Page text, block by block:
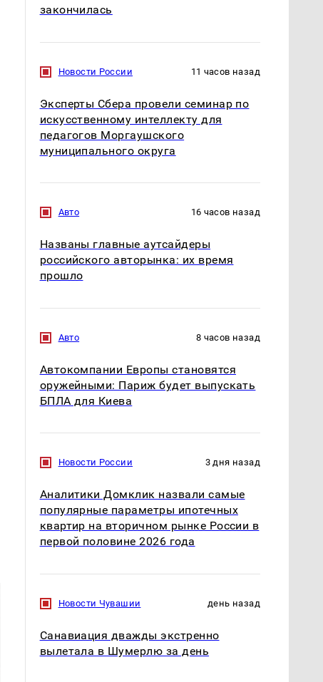
закончилась
Новости России 11 часов назад
Эксперты Сбера провели семинар по
искусственному интеллекту для
педагогов Моргаушского
муниципального округа
Авто 16 часов назад
Названы главные аутсайдеры
российского авторынка: их время
прошло
Авто 8 часов назад
Автокомпании Европы становятся
оружейными: Париж будет выпускать
БПЛА для Киева
Новости России 3 дня назад
Аналитики Домклик назвали самые
популярные параметры ипотечных
квартир на вторичном рынке России в
первой половине 2026 года
Новости Чувашии день назад
Санавиация дважды экстренно
вылетала в Шумерлю за день